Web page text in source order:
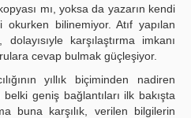
mı, yoksa da yazarın kendi
okurken bilinemiyor. Atıf yapılan
karşılaştırma imkanı
cevap bulmak güçleşiyor.
yıllık biçiminden nadiren
geniş bağlantıları ilk bakışta
buna karşılık, verilen bilgilerin